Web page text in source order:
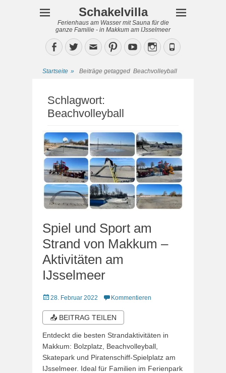
Schakelvilla
Ferienhaus am Wasser mit Sauna für die
ganze Familie - in Makkum am IJsselmeer
Facebook
TwitterEmailPinterestYouTubeInstagram
Phone
Startseite » Beiträge getagged Beachvolleyball
Schlagwort:
Beachvolleyball
Spiel und Sport am
Strand von Makkum –
Aktivitäten am
IJsselmeer
Veröffentlicht
28. Februar 2022 Kommentieren
📤 BEITRAG TEILEN
Entdeckt die besten Strandaktivitäten in
Makkum: Bolzplatz, Beachvolleyball,
Skatepark und Piratenschiff-Spielplatz am
IJsselmeer. Ideal für Familien im Ferienpark